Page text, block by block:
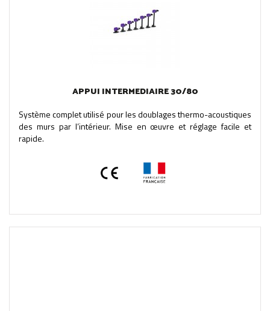
APPUI INTERMEDIAIRE 30/80
Système complet utilisé pour les doublages thermo-acoustiques
des murs par l’intérieur. Mise en œuvre et réglage facile et
rapide.